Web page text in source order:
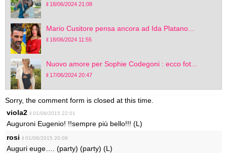
il 18/06/2024 21:08
Mario Cusitore pensa ancora ad Ida Platano...
il 18/06/2024 11:55
Nuovo amore per Sophie Codegoni : ecco fot...
il 17/06/2024 20:47
Sorry, the comment form is closed at this time.
viola2 il 01/08/2015 22:01
Auguroni Eugenio! !!sempre più bello!!! (L)
rosi il 01/08/2015 20:09
Auguri euge…. (party) (party) (L)